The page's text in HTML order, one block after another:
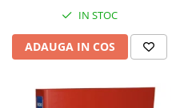
IN STOC
ADAUGA IN COS